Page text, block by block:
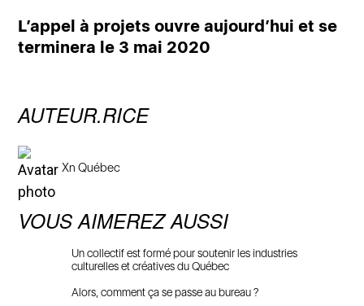
L’appel à projets ouvre aujourd’hui et se
terminera le 3 mai 2020
AUTEUR.RICE
Xn Québec
VOUS AIMEREZ AUSSI
Un collectif est formé pour soutenir les industries
culturelles et créatives du Québec
Alors, comment ça se passe au bureau ?